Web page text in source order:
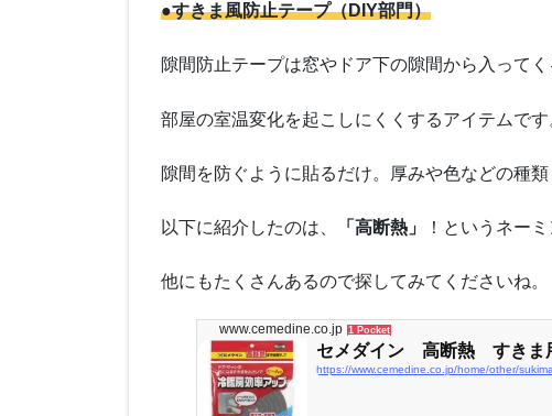
●すきま風防止テープ（DIY部門）
隙間防止テープは窓やドア下の隙間から入ってく
部屋の室温変化を起こしにくくするアイテムで
隙間を防ぐように貼るだけ。厚みや色などの種類
以下に紹介したのは、 「高断熱」 ！というネー
他にもたくさんあるので探してみてくださいね。
www.cemedine.co.jp 1 Pocket
セメダイン 高断熱 すきま
https://www.cemedine.co.jp/home/other/